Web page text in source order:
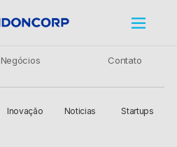
Negócios Contato
Inovação Noticias Startups